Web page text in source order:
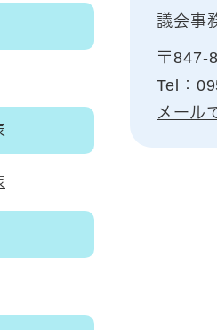
議会事
〒847-
Tel：
メール